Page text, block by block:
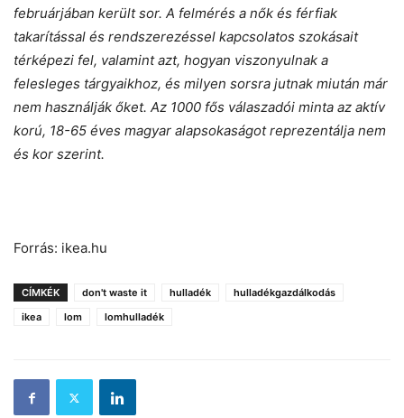
februárjában került sor. A felmérés a nők és férfiak
takarítással és rendszerezéssel kapcsolatos szokásait
térképezi fel, valamint azt, hogyan viszonyulnak a
felesleges tárgyaikhoz, és milyen sorsra jutnak miután már
nem használják őket. Az 1000 fős válaszadói minta az aktív
korú, 18-65 éves magyar alapsokaságot reprezentálja nem
és kor szerint.
Forrás: ikea.hu
CÍMKÉK don't waste it hulladék
hulladékgazdálkodás
ikea
lom lomhulladék